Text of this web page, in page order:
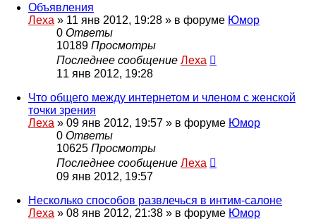
Объявления
Леха » 11 янв 2012, 19:28 » в форуме Юмор
0 Ответы
10189 Просмотры
Последнее сообщение Леха
11 янв 2012, 19:28
Что общего между интернетом и членом с женской
точки зрения
Леха » 09 янв 2012, 19:57 » в форуме Юмор
0 Ответы
10625 Просмотры
Последнее сообщение Леха
09 янв 2012, 19:57
Несколько способов развлечься в интим-салоне
Леха » 08 янв 2012, 21:38 » в форуме Юмор